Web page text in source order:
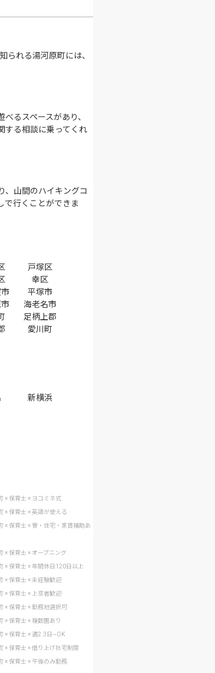
られる湯河原町には、
るスペースがあり、
する相談に乗ってくれ
、山間のハイキングコ
で行くことができま
戸塚区
幸区
平塚市
海老名市
足柄上郡
愛川町
新横浜
× 保育士 × ヨコミネ式
× 保育士 × 英語が使える
× 保育士 × 寮・住宅・家賃補助あ
× 保育士 × オープニング
× 保育士 × 年間休日120日以上
× 保育士 × 未経験歓迎
× 保育士 × 上京者歓迎
× 保育士 × 勤務地選択可
× 保育士 × 複数園あり
× 保育士 × 週2.3日~OK
× 保育士 × 借り上げ社宅制度
× 保育士 × 午後のみ勤務